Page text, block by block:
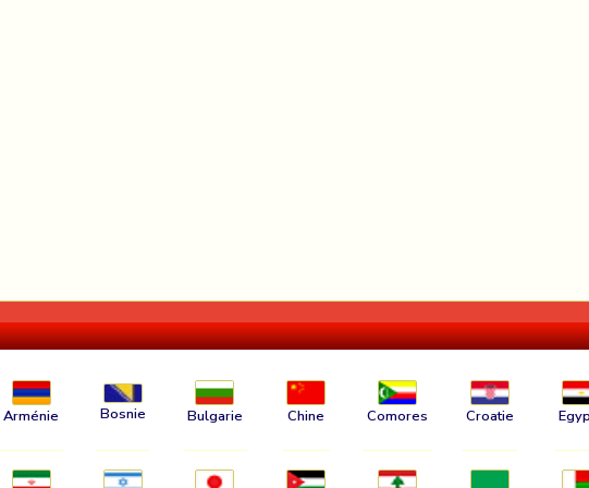
Arménie Bosnie Bulgarie Chine Comores Croatie